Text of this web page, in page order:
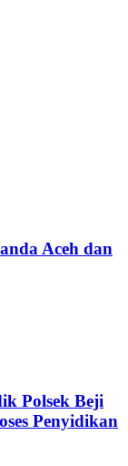
Aceh dan
Polsek Beji
Penyidikan